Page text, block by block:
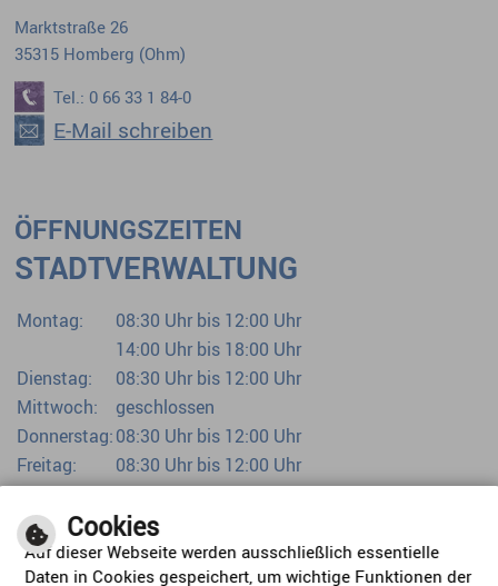
Marktstraße 26
35315 Homberg (Ohm)
Tel.: 0 66 33 1 84-0
E-Mail schreiben
ÖFFNUNGSZEITEN
STADTVERWALTUNG
Montag:
08:30 Uhr bis 12:00 Uhr
14:00 Uhr bis 18:00 Uhr
Dienstag:
08:30 Uhr bis 12:00 Uhr
Mittwoch:
geschlossen
Donnerstag:08:30 Uhr bis 12:00 Uhr
Freitag:
08:30 Uhr bis 12:00 Uhr
Bürgerbüro bereits ab 07:00 Uhr
Cookies
Auf dieser Webseite werden ausschließlich essentielle
Daten in Cookies gespeichert, um wichtige Funktionen der